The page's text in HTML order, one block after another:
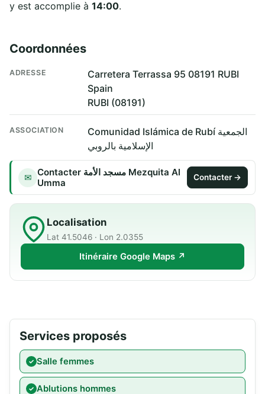
y est accomplie à 14:00.
Coordonnées
ADRESSE
Carretera Terrassa 95 08191 RUBI
Spain
RUBI (08191)
ASSOCIATION
Comunidad Islámica de Rubí الجمعية
الإسلامية بالروبي
✉ Contacter مسجد الأمة Mezquita Al
Umma
Contacter →
Localisation
Lat 41.5046 · Lon 2.0355
Itinéraire Google Maps ↗
Services proposés
Salle femmes
Ablutions hommes